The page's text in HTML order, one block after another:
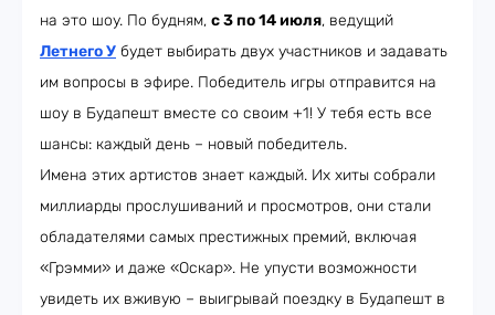
на это шоу. По будням, с 3 по 14 июля, ведущий
Летнего У будет выбирать двух участников и задавать
им вопросы в эфире. Победитель игры отправится на
шоу в Будапешт вместе со своим +1! У тебя есть все
шансы: каждый день – новый победитель.
Имена этих артистов знает каждый. Их хиты собрали
миллиарды прослушиваний и просмотров, они стали
обладателями самых престижных премий, включая
«Грэмми» и даже «Оскар». Не упусти возможности
увидеть их вживую – выигрывай поездку в Будапешт в